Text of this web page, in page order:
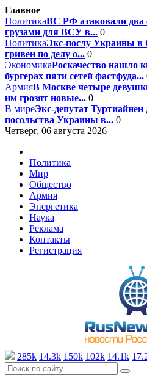
Главное
ПолитикаВС РФ атаковали два
грузами для ВСУ в... 0
ПолитикаЭкс-послу Украины в
гривен по делу о... 0
ЭкономикаРоскачество нашло
бургерах пяти сетей фастфуда...
АрмияВ Москве четыре
им грозят новые... 0
В миреЭкс-депутат Туртиайнен
посольства Украины в... 0
Четверг, 06 августа 2026
Политика
Мир
Общество
Армия
Энергетика
Наука
Реклама
Контакты
Регистрация
285k 14.3k 150k 102k 14.1k